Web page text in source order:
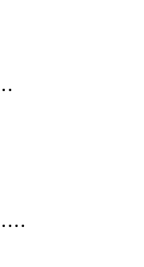
• •
• • • •